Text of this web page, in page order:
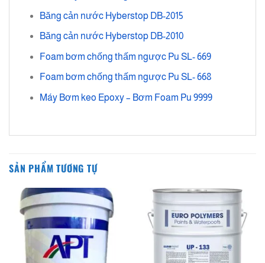
Băng cản nước Hyberstop DB-2015
Băng cản nước Hyberstop DB-2010
Foam bơm chống thấm ngược Pu SL- 669
Foam bơm chống thấm ngược Pu SL- 668
Máy Bơm keo Epoxy – Bơm Foam Pu 9999
SẢN PHẨM TƯƠNG TỰ